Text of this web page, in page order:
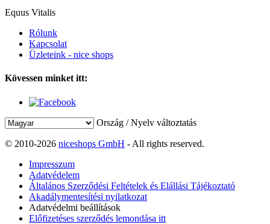
Equus Vitalis
Rólunk
Kapcsolat
Üzleteink - nice shops
Kövessen minket itt:
Ország / Nyelv változtatás
© 2010-2026 niceshops GmbH - All rights reserved.
Impresszum
Adatvédelem
Általános Szerződési Feltételek és Elállási Tájékoztató
Akadálymentesítési nyilatkozat
Adatvédelmi beállítások
Előfizetéses szerződés lemondása itt